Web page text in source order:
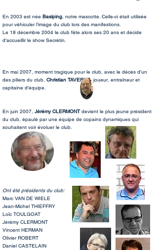
En 2003 est née Basiping, notre mascotte. Celle-ci était utilisée
pour véhiculer l’image du club lors des manifestions.
Le 18 décembre 2004 le club fête alors ses 20 ans et décide
d'accueillir le show Secrétin.
En mai 2007, moment tragique pour le club, avec le décés d’un
des piliers du club, Christian TAVERNE, joueur, entraîneur et
capitaine d'équipe.
En juin 2007, Jérémy CLERMONTdevient le plus jeune président
du club, épaulé par une équipe de copains dynamiques qui
souhaitent voir évoluer le club.
Ont été présidents du club:
Marc VAN DE WIELE
Jean-Michel THIEFFRY
Loïc TOULGOAT
Jérémy CLERMONT
Vincent HERMAN
Olivier ROBERT
Daniel CASTELAIN